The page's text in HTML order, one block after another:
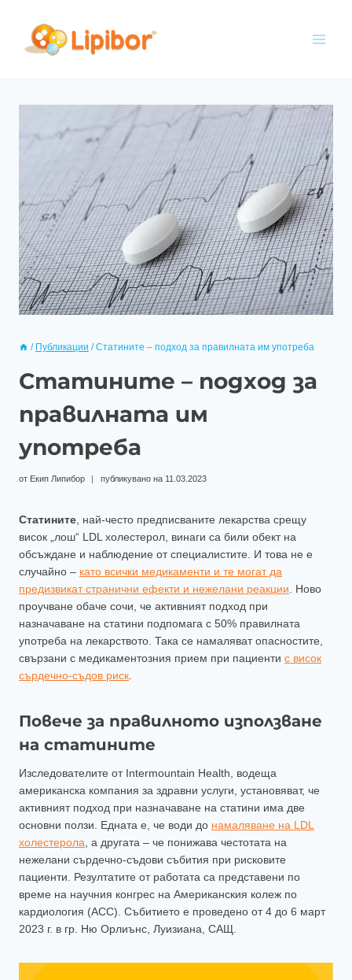
/ Публикации / Статините – подход за правилната им употреба
Статините – подход за
правилната им
употреба
от Екип Липибор публикувано на 11.03.2023
Статините, най-често предписваните лекарства срещу
висок „лош“ LDL холестерол, винаги са били обект на
обсъждане и наблюдение от специалистите. И това не е
случайно – като всички медикаменти и те могат да
предизвикат странични ефекти и нежелани реакции. Ново
проучване обаче сочи, че активният подход при
назначаване на статини подпомага с 50% правилната
употреба на лекарството. Така се намаляват опасностите,
свързани с медикаментозния прием при пациенти с висок
сърдечно-съдов риск.
Повече за правилното използване
на статините
Изследователите от Intermountain Health, водеща
американска компания за здравни услуги, установяват, че
активният подход при назначаване на статини има две
основни ползи. Едната е, че води до намаляване на LDL
холестерола, а другата – че понижава честотата на
нежелани сърдечно-съдови събития при рисковите
пациенти. Резултатите от работата са представени по
време на научния конгрес на Американския колеж по
кардиология (ACC). Събитието е проведено от 4 до 6 март
2023 г. в гр. Ню Орлиънс, Луизиана, САЩ.